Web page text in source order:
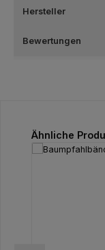
Hersteller
Bewertungen
Produktgalerie
Ähnliche